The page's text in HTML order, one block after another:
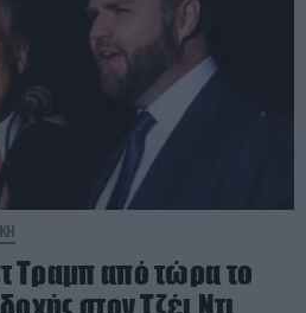
Τραμπ από τώρα το
στον Τζέι Ντι